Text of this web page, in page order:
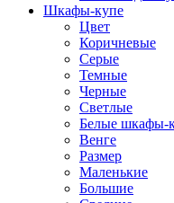
Шкафы-купе
Цвет
Коричневые
Серые
Темные
Черные
Светлые
Белые шкафы-
Венге
Размер
Маленькие
Большие